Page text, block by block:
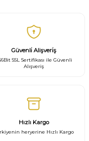
Güvenli̇ Alişveri̇ş
SSL Sertifikası ile Güvenli
Alışveriş
Hızlı Kargo
heryerine Hızlı Kargo